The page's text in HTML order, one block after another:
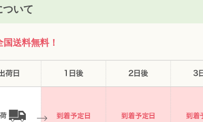
ついて
送料無料！